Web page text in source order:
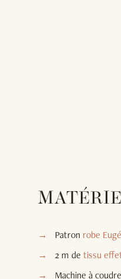
Patron robe
2 m de tissu
Machine à coudre